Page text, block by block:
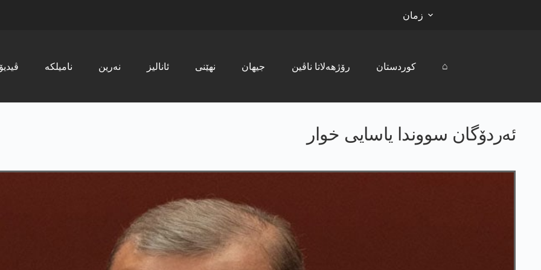
زمان
ڤیدیۆ نامیلکە نەرین ئانالیز نھێنی جیھان رۆژھەلاتا ناڤین کوردستان ⌂
ئەردۆگان سووندا یاسایی خوار